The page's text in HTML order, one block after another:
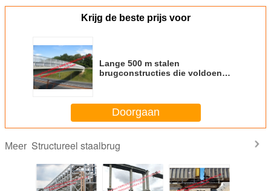
Krijg de beste prijs voor
Lange 500 m stalen
brugconstructies die voldoen
Doorgaan
Meer Structureel staalbrug